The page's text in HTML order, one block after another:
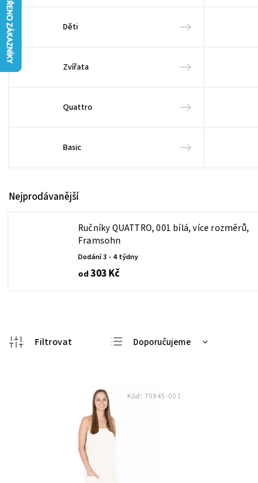
Děti
Zvířata
Quattro
Basic
Nejprodávanější
Ručníky QUATTRO, 001 bílá, více rozměrů,
Framsohn
Dodání 3 - 4 týdny
od 303 Kč
Doporučujeme
Nejprodávanější
Kód:70945-001